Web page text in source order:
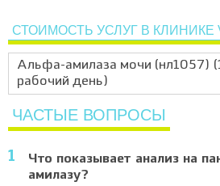
СТОИМОСТЬ УСЛУГ В КЛИНИКЕ
Альфа-амилаза мочи (нл1057)
рабочий день)
ЧАСТЫЕ ВОПРОСЫ
Что показывает анализ на
амилазу?